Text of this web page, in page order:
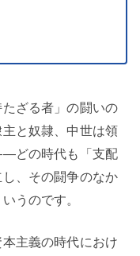
ざる者」の闘いの
と奴隷、中世は領
どの時代も「支配
、その闘争のなか
うのです。
主義の時代におけ